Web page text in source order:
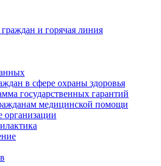
и горячая линия
в сфере охраны здоровья
государственных гарантий
медицинской помощи
организации